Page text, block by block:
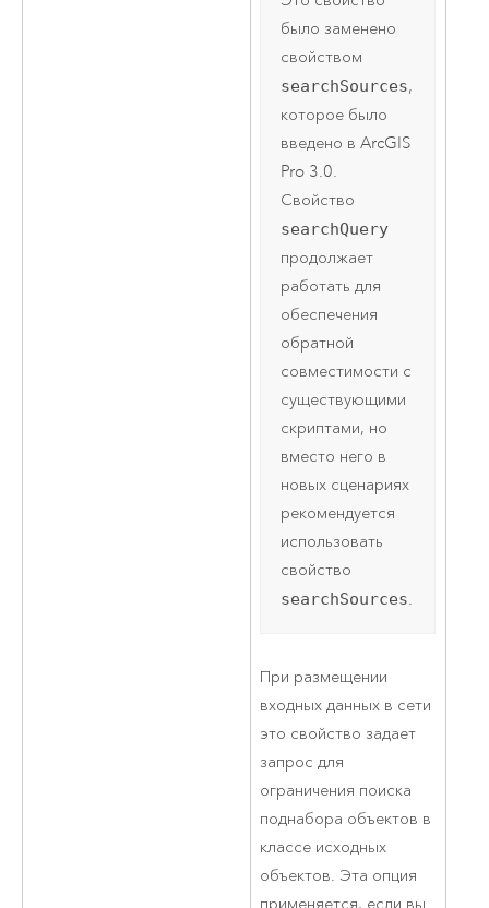
было заменено
свойством
searchSources,
которое было
введено в ArcGIS
Pro 3.0.
Свойство
searchQuery
продолжает
работать для
обеспечения
обратной
совместимости с
существующими
скриптами, но
вместо него в
новых сценариях
рекомендуется
использовать
свойство
searchSources.
При размещении
входных данных в сети
это свойство задает
запрос для
ограничения поиска
поднабора объектов в
классе исходных
объектов. Эта опция
применяется, если вы